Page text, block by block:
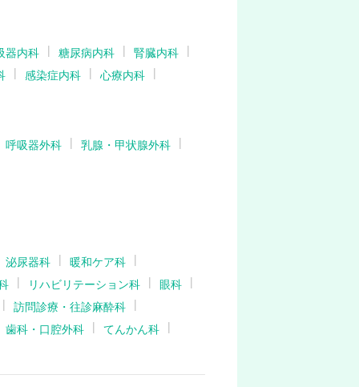
器内科 糖尿病内科
腎臓内科
感染症内科 心療内科
呼吸器外科 乳腺・甲状腺外科
泌尿器科
暖和ケア科
リハビリテーション科
眼科
訪問診療・往診麻酔科
歯科・口腔外科
てんかん科